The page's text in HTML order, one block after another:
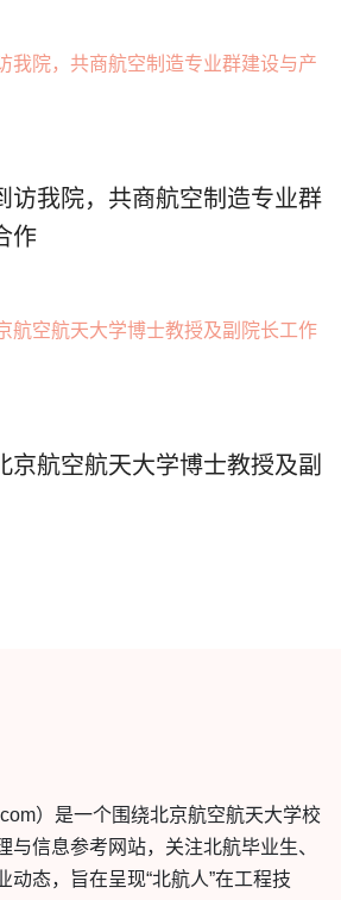
访我院，共商航空制造专业群
作
京航空航天大学博士教授及副
）是一个围绕北京航空航天大学校
与信息参考网站，关注北航毕业生、
动态，旨在呈现“北航人”在工程技